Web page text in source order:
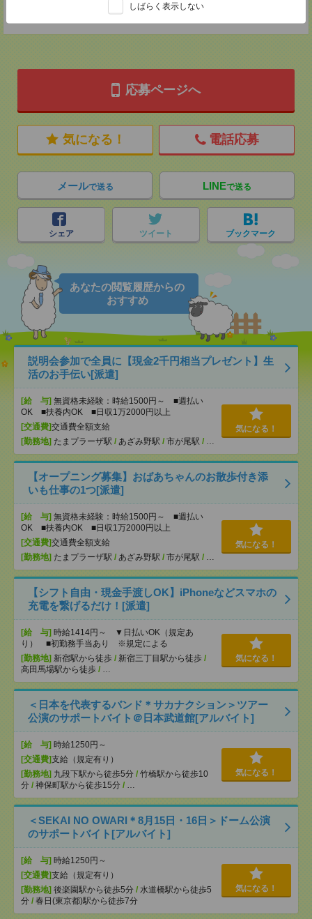
しばらく表示しない
★今ならご来社登録でQUOカード2000円分をプレゼント中★
応募ページへ
気になる！ 電話応募
メールで送る LINEで送る
シェア ツイート ブックマーク
あなたの閲覧履歴からの
おすすめ
説明会参加で全員に【現金2千円相当プレゼント】生
活のお手伝い[派遣]
[給 与] 無資格未経験：時給1500円～ ■週払い
OK ■扶養内OK ■日収1万2000円以上
[交通費]交通費全額支給
[勤務地] たまプラーザ駅 / あざみ野駅 / 市が尾駅 / …
気になる！
【オープニング募集】おばあちゃんのお散歩付き添
いも仕事の1つ[派遣]
[給 与] 無資格未経験：時給1500円～ ■週払い
OK ■扶養内OK ■日収1万2000円以上
[交通費]交通費全額支給
[勤務地] たまプラーザ駅 / あざみ野駅 / 市が尾駅 / …
気になる！
【シフト自由・現金手渡しOK】iPhoneなどスマホの
充電を繋げるだけ！[派遣]
[給 与] 時給1414円～ ▼日払いOK（規定あ
り） ■初勤務手当あり ※規定による
[勤務地] 新宿駅から徒歩 / 新宿三丁目駅から徒歩 /
高田馬場駅から徒歩 / …
気になる！
＜日本を代表するバンド＊サカナクション＞ツアー
公演のサポートバイト＠日本武道館[アルバイト]
[給 与] 時給1250円～
[交通費]支給（規定有り）
[勤務地] 九段下駅から徒歩5分 / 竹橋駅から徒歩10
分 / 神保町駅から徒歩15分 / …
気になる！
＜SEKAI NO OWARI＊8月15日・16日＞ドーム公演
のサポートバイト[アルバイト]
[給 与] 時給1250円～
[交通費]支給（規定有り）
[勤務地] 後楽園駅から徒歩5分 / 水道橋駅から徒歩5
分 / 春日(東京都)駅から徒歩7分
気になる！